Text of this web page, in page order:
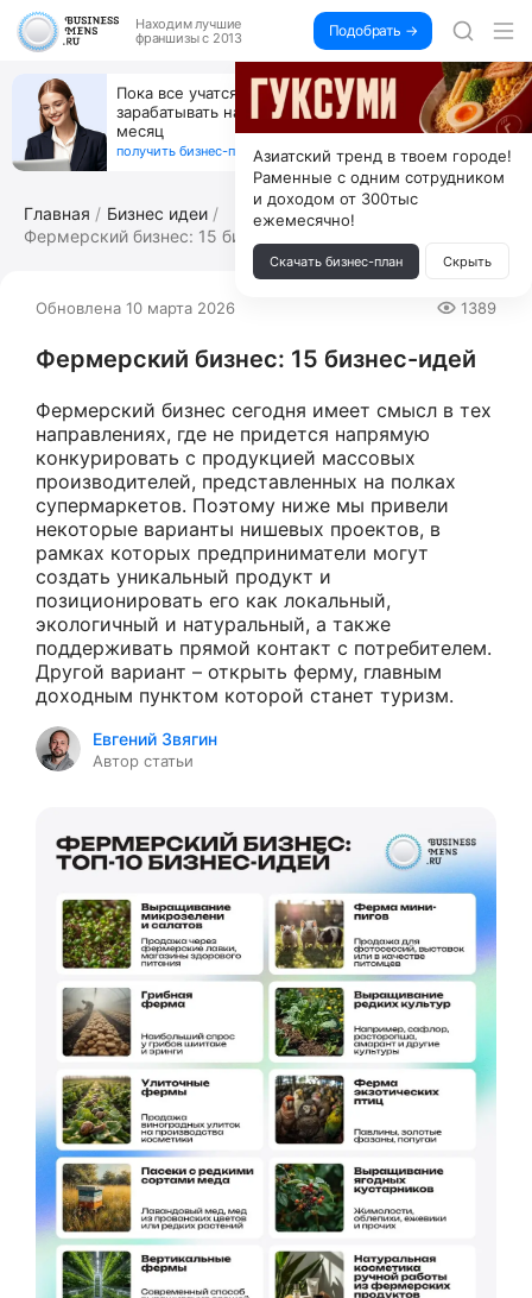
Находим лучшие
франшизы с 2013
Подобрать →
Открой студию, где не колют и не режут,
а делают массаж лица руками и в первый же год
получи 4.5 млн
получить бизнес-план ↓
Главная
Бизнес идеи
Фермерский бизнес: 15 бизнес-идей
Обновлена 10 марта 2026 1389
Фермерский бизнес: 15 бизнес-идей
Фермерский бизнес сегодня имеет смысл в тех
направлениях, где не придется напрямую
конкурировать с продукцией массовых
производителей, представленных на полках
супермаркетов. Поэтому ниже мы привели
некоторые варианты нишевых проектов, в
рамках которых предприниматели могут
создать уникальный продукт и
позиционировать его как локальный,
экологичный и натуральный, а также
поддерживать прямой контакт с потребителем.
Другой вариант – открыть ферму, главным
доходным пунктом которой станет туризм.
Евгений Звягин
Автор статьи
Азиатский тренд в твоем городе!
Раменные с одним сотрудником
и доходом от 300тыс
ежемесячно!
Скачать бизнес-план Скрыть